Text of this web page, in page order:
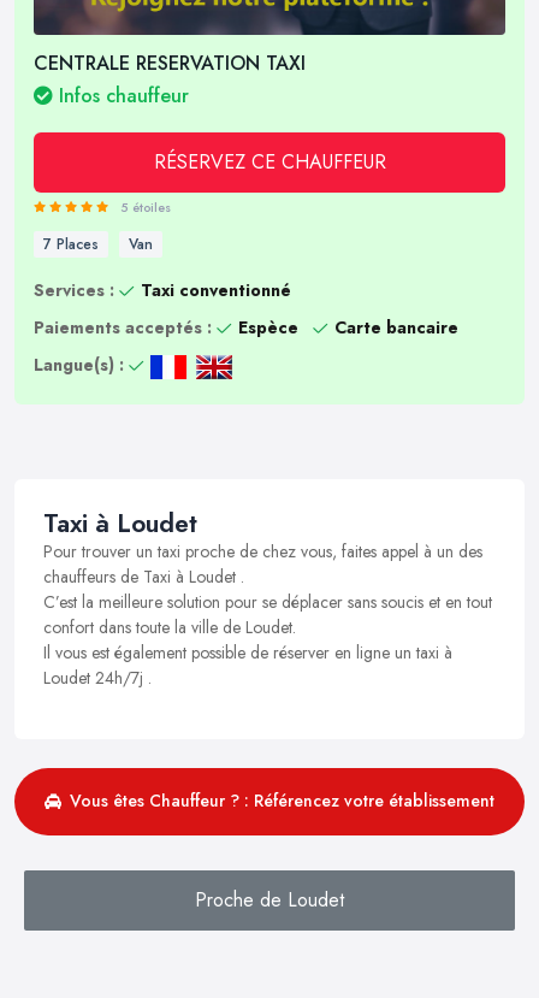
CENTRALE RESERVATION TAXI
Infos chauffeur
RÉSERVEZ CE CHAUFFEUR
5 étoiles
7 Places Van
Services :
Taxi conventionné
Paiements acceptés :
Espèce
Carte bancaire
Langue(s) :
Taxi à Loudet
Pour trouver un taxi proche de chez vous, faites appel à un des
chauffeurs de Taxi à Loudet .
C’est la meilleure solution pour se déplacer sans soucis et en tout
confort dans toute la ville de Loudet.
Il vous est également possible de réserver en ligne un taxi à
Loudet 24h/7j .
Vous êtes Chauffeur ? : Référencez votre établissement
Proche de Loudet